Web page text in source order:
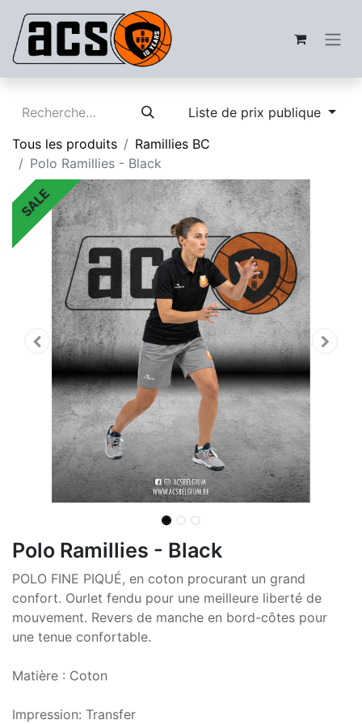
Liste de prix publique
Tous les produits
Ramillies BC
Polo Ramillies - Black
SALE
Polo Ramillies - Black
POLO FINE PIQUÉ, en coton procurant un grand
confort. Ourlet fendu pour une meilleure liberté de
mouvement. Revers de manche en bord-côtes pour
une tenue confortable.
Matière : Coton
Impression: Transfer